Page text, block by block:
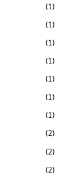
(1)
(1)
(1)
(1)
(1)
(1)
(1)
(2)
(2)
(2)